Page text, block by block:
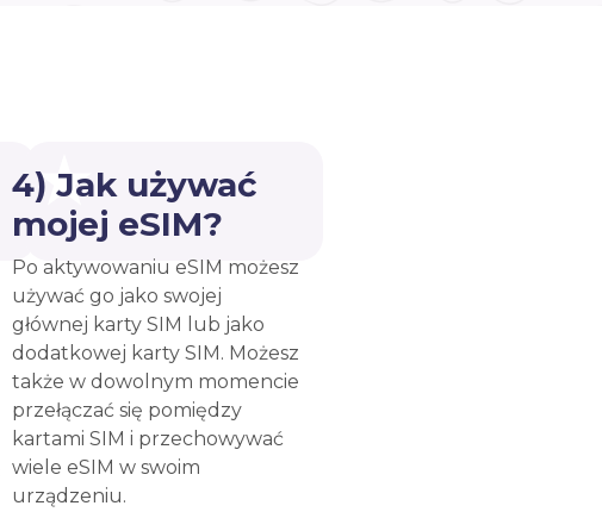
4) Jak używać
mojej eSIM?
Po aktywowaniu eSIM możesz
używać go jako swojej
głównej karty SIM lub jako
dodatkowej karty SIM. Możesz
także w dowolnym momencie
przełączać się pomiędzy
kartami SIM i przechowywać
wiele eSIM w swoim
urządzeniu.